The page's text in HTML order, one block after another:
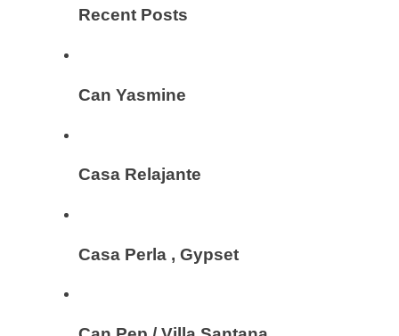
Recent Posts
Can Yasmine
Casa Relajante
Casa Perla , Gypset